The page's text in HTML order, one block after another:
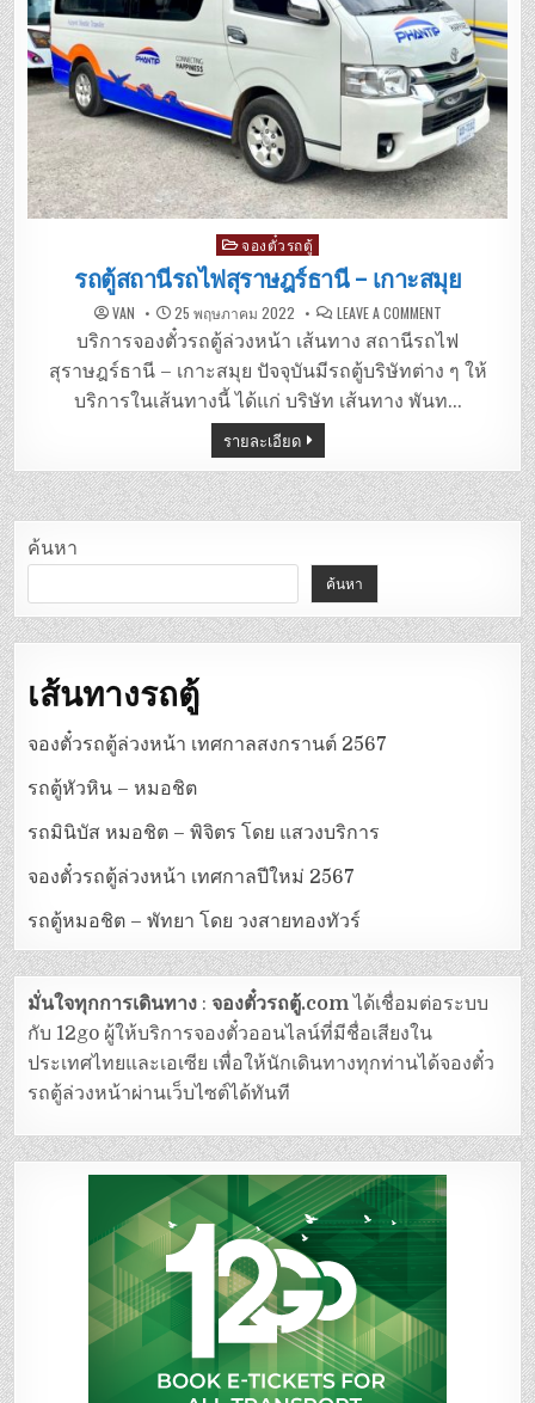
Posted
in
จองตั๋วรถตู้
รถตู้สถานีรถไฟสุราษฎร์ธานี – เกาะสมุย
VAN 25 พฤษภาคม 2022 LEAVE A COMMENTON
ตู้
สถานี
รถไฟ
สุราษฎร์ธานี
–
เกาะสมุย
บริการจองตั๋วรถตู้ล่วงหน้า เส้นทาง สถานีรถไฟ
สุราษฎร์ธานี – เกาะสมุย ปัจจุบันมีรถตู้บริษัทต่าง ๆ ให้
บริการในเส้นทางนี้ ได้แก่ บริษัท เส้นทาง พันท…
รายละเอียด
ค้นหา
ค้นหา
เส้นทางรถตู้
จองตั๋วรถตู้ล่วงหน้า เทศกาลสงกรานต์ 2567
รถตู้หัวหิน – หมอชิต
รถมินิบัส หมอชิต – พิจิตร โดย แสวงบริการ
จองตั๋วรถตู้ล่วงหน้า เทศกาลปีใหม่ 2567
รถตู้หมอชิต – พัทยา โดย วงสายทองทัวร์
มั่นใจทุกการเดินทาง :จองตั๋วรถตู้.comได้เชื่อมต่อระบบ
กับ 12go ผู้ให้บริการจองตั๋วออนไลน์ที่มีชื่อเสียงใน
ประเทศไทยและเอเซีย เพื่อให้นักเดินทางทุกท่านได้จองตั๋ว
รถตู้ล่วงหน้าผ่านเว็บไซต์ได้ทันที